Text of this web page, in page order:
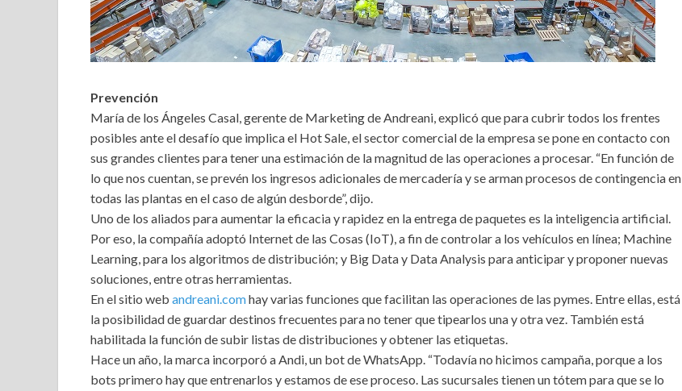
Prevención
María de los Ángeles Casal, gerente de Marketing de Andreani, explicó que para cubrir todos los frentes
posibles ante el desafío que implica el Hot Sale, el sector comercial de la empresa se pone en contacto con
sus grandes clientes para tener una estimación de la magnitud de las operaciones a procesar. “En función de
lo que nos cuentan, se prevén los ingresos adicionales de mercadería y se arman procesos de contingencia en
todas las plantas en el caso de algún desborde”, dijo.
Uno de los aliados para aumentar la eficacia y rapidez en la entrega de paquetes es la inteligencia artificial.
Por eso, la compañía adoptó Internet de las Cosas (IoT), a fin de controlar a los vehículos en línea; Machine
Learning, para los algoritmos de distribución; y Big Data y Data Analysis para anticipar y proponer nuevas
soluciones, entre otras herramientas.
En el sitio web andreani.comhay varias funciones que facilitan las operaciones de las pymes. Entre ellas, está
la posibilidad de guardar destinos frecuentes para no tener que tipearlos una y otra vez. También está
habilitada la función de subir listas de distribuciones y obtener las etiquetas.
Hace un año, la marca incorporó a Andi, un bot de WhatsApp. “Todavía no hicimos campaña, porque a los
bots primero hay que entrenarlos y estamos de ese proceso. Las sucursales tienen un tótem para que se lo